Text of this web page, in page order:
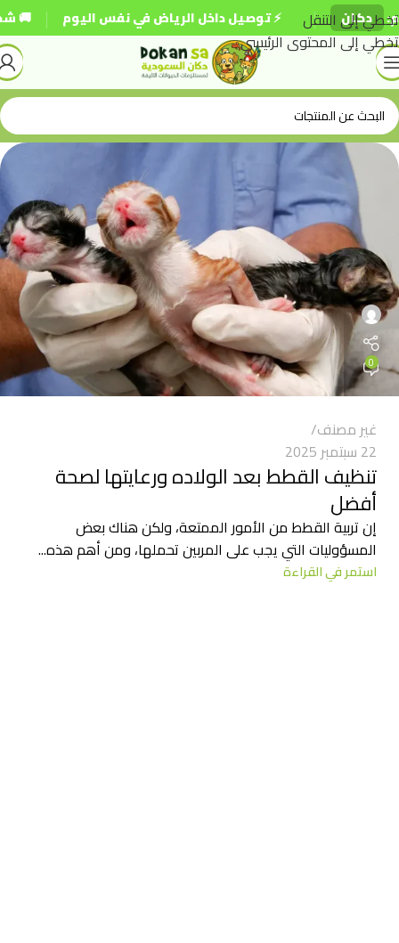
تخطي إلى التنقل
تخطي إلى المحتوى الرئيسي
⚡ توصيل داخل الرياض في نفس اليوم 🚚 دكان |
0
غير مصنف
22 سبتمبر 2025
تنظيف القطط بعد الولاده ورعايتها لصحة
أفضل
إن تربية القطط من الأمور الممتعة، ولكن هناك بعض
المسؤوليات التي يجب على المربين تحملها، ومن أهم هذه...
استمر في القراءة